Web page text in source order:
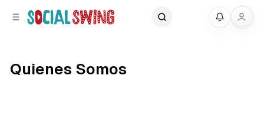
Quienes Somos